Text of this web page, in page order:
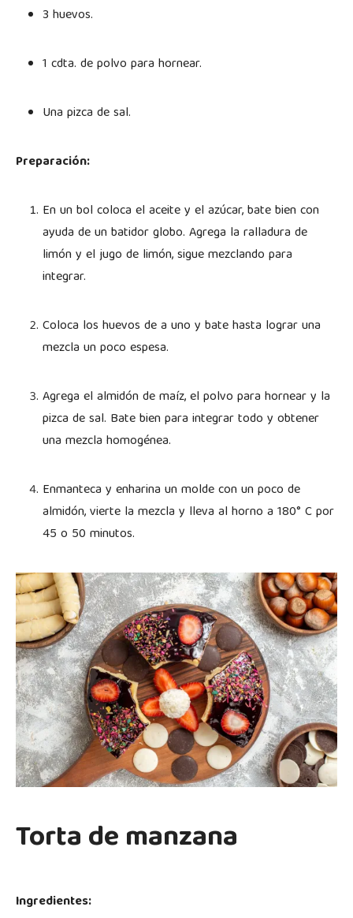
3 huevos.
1 cdta. de polvo para hornear.
Una pizca de sal.
Preparación:
En un bol coloca el aceite y el azúcar, bate bien con
ayuda de un batidor globo. Agrega la ralladura de
limón y el jugo de limón, sigue mezclando para
integrar.
Coloca los huevos de a uno y bate hasta lograr una
mezcla un poco espesa.
Agrega el almidón de maíz, el polvo para hornear y la
pizca de sal. Bate bien para integrar todo y obtener
una mezcla homogénea.
Enmanteca y enharina un molde con un poco de
almidón, vierte la mezcla y lleva al horno a 180° C por
45 o 50 minutos.
Torta de manzana
Ingredientes: